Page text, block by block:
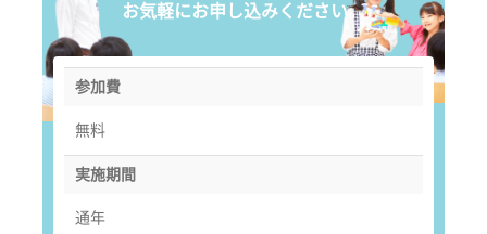
お気軽にお申し込みください。
参加費
無料
実施期間
通年